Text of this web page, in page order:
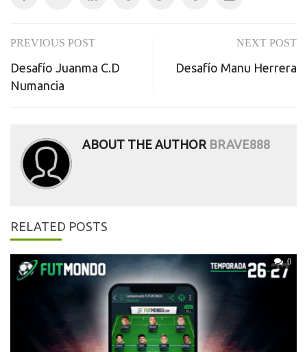
Post
navigation
PREVIOUS POST
Desafío Juanma C.D
Numancia
NEXT POST
Desafío Manu Herrera
ABOUT THE AUTHOR BRAVE888
RELATED POSTS
0